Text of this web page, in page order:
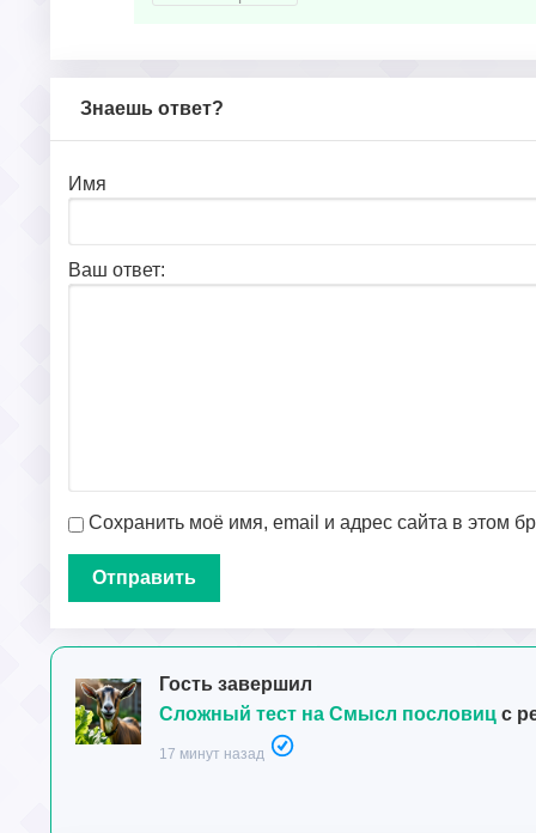
Знаешь ответ?
Имя
Ваш ответ:
Сохранить моё имя, email и адрес сайта в этом
Гость завершил
Сложный тест на Смысл пословиц с
17 минут назад